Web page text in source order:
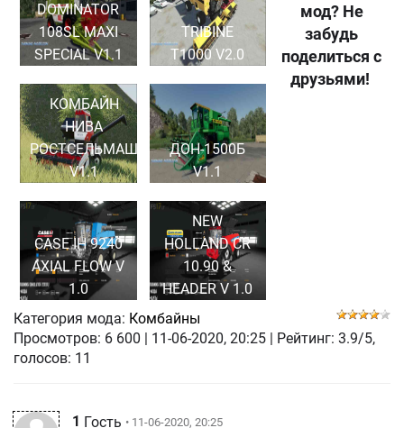
DOMINATOR
108SL MAXI
SPECIAL V1.1
TRIBINE
T1000 V2.0
КОМБАЙН
НИВА
РОСТСЕЛЬМАШ
V1.1
ДОН-1500Б
V1.1
CASE IH 9240
AXIAL FLOW V
1.0
NEW
HOLLAND CR
10.90 &
HEADER V 1.0
мод? Не
забудь
поделиться с
друзьями!
Категория мода: Комбайны
Просмотров: 6 600 11-06-2020, 20:25
голосов: 11
1 Гость • 11-06-2020, 20:25